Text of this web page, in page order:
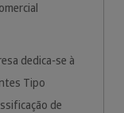
dedica-se à
Tipo
de